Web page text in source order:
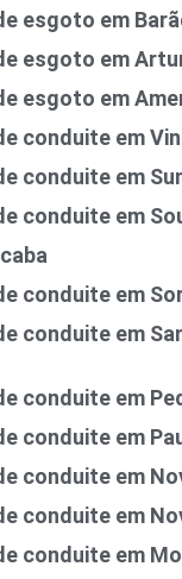
esgoto em
esgoto em
esgoto em
conduite em
conduite em
conduite em
conduite em
conduite em
conduite em
conduite em
conduite em
conduite em
conduite em